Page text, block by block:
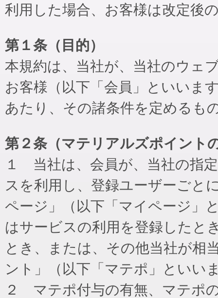
利用した場合、お客様は改定後
第１条（目的）
本規約は、当社が、当社のウェ
お客様（以下「会員」といいま
あたり、その諸条件を定めるも
第２条（マテリアルズポイント
１ 当社は、会員が、当社の指
スを利用し、登録ユーザーごと
ページ」（以下「マイページ」
はサービスの利用を登録したと
とき、または、その他当社が相
ント」（以下「マテポ」といい
２ マテポ付与の有無、マテポ